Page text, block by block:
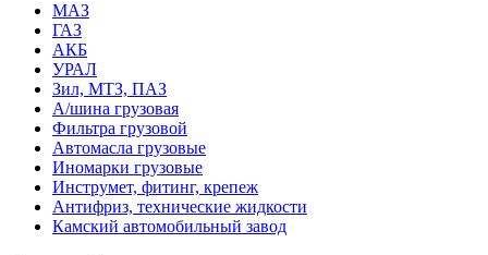
МАЗ
ГАЗ
АКБ
УРАЛ
Зил, МТЗ, ПАЗ
А/шина грузовая
Фильтра грузовой
Автомасла грузовые
Иномарки грузовые
Инструмет, фитинг, крепеж
Антифриз, технические жидкости
Камский автомобильный завод